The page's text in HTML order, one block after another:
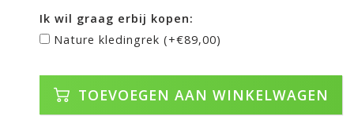
Ik wil graag erbij kopen:
Nature kledingrek (+€89,00)
TOEVOEGEN AAN WINKELWAGEN